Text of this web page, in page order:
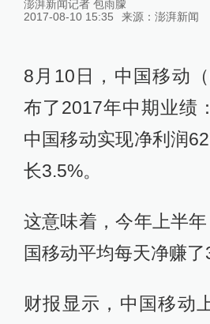
澎湃新闻记者 包雨朦
2017-08-10 15:35
来源： 澎湃新闻
8月10日，中国移动
布了2017年中期业绩
中国移动实现净利润
长3.5%。
这意味着，今年上半
国移动平均每天净赚了
财报显示，中国移动